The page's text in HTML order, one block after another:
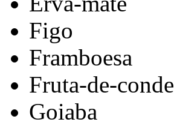
Figo
Framboesa
Fruta-de-conde
Goiaba